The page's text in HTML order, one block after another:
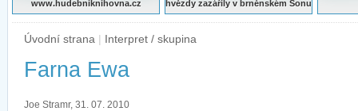
www.hudebniknihovna.cz
hvězdy zazářily v brněnském Sonu
Úvodní strana | Interpret / skupina
Farna Ewa
Joe Stramr, 31. 07. 2010